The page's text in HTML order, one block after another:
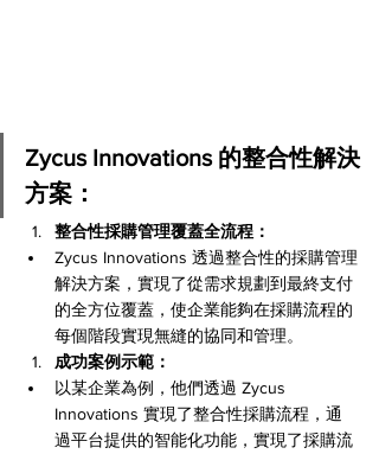
Zycus Innovations 的整合性解決
方案：
整合性採購管理覆蓋全流程：
Zycus Innovations 透過整合性的採購管理
解決方案，實現了從需求規劃到最終支付
的全方位覆蓋，使企業能夠在採購流程的
每個階段實現無縫的協同和管理。
成功案例示範：
以某企業為例，他們透過 Zycus
Innovations 實現了整合性採購流程，通
過平台提供的智能化功能，實現了採購流